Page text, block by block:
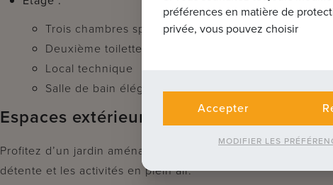
Trois chambres spacieuses
Deuxième toilettes invités
Local technique
Salle de bain élégante avec douche à l’italienne et
Espaces extérieurs
Profitez d’un jardin aménagé, d’un carport et d’un abri de
détente et les activités en plein air.
préférences en matière de
privée, vous pouvez choisir
Accepter
MODIFIER LES